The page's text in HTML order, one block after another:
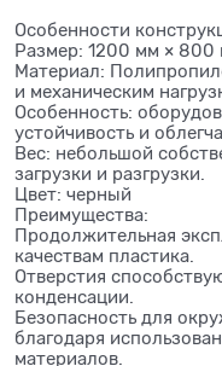
Особенности
Размер: 1200 мм × 800
Материал:
и механическим
Особенность:
устойчивость и
Вес: небольшой
загрузки и разгрузки.
Цвет: черный
Преимущества:
Продолжительная
качествам пластика.
Отверстия
конденсации.
Безопасность для
благодаря
материалов.